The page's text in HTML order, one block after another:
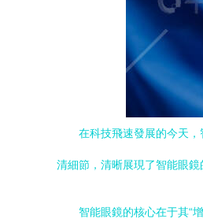
在科技飛速發展的今天
清細節，清晰展現了智能眼
智能眼鏡的核心在于其“